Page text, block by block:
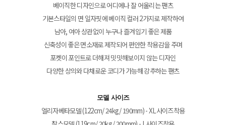
베이직한 디자인으로 어디에나 잘 어울리는 팬츠
기본스타일의 면 일자핏에 베이직 컬러 2가지로 제작하여
남아, 여아 상관없이 누구나 즐겨입기 좋은 제품
신축성이 좋은 면소재로 제작되어 편안한 착용감을 주며
포켓이 포인트로 더해져 밋밋해보이지 않는 디자인
다양한 상의와 다채로운 코디가 가능해 강추하는 팬츠
모델 사이즈
엘리자베타모델 (122cm/ 24kg/ 190mm) - XL사이즈착용